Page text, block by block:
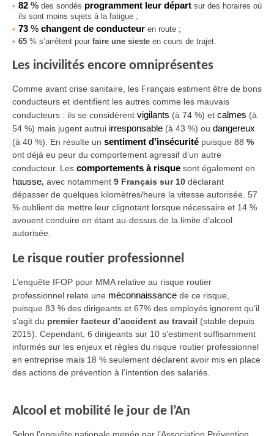
82 % des sondés programment leur départ sur des horaires où
ils sont moins sujets à la fatigue ;
73 % changent de conducteur en route ;
65 % s’arrêtent pour faire une sieste en cours de trajet.
Les incivilités encore omniprésentes
Comme avant crise sanitaire, les Français estiment être de bons
conducteurs et identifient les autres comme les mauvais
conducteurs : ils se considèrent vigilants (à 74 %) et calmes (à
54 %) mais jugent autrui irresponsable (à 43 %) ou dangereux
(à 40 %). En résulte un sentiment d’insécurité puisque 88 %
ont déjà eu peur du comportement agressif d’un autre
conducteur. Les comportements à risque sont également en
hausse, avec notamment 9 Français sur 10 déclarant
dépasser de quelques kilomètres/heure la vitesse autorisée. 57
% oublient de mettre leur clignotant lorsque nécessaire et 14 %
avouent conduire en étant au-dessus de la limite d’alcool
autorisée.
Le risque routier professionnel
L’enquête IFOP pour MMA relative au risque routier
professionnel relate une méconnaissance de ce risque,
puisque 83 % des dirigeants et 67% des employés ignorent qu’il
s’agit du premier facteur d’accident au travail (stable depuis
2015). Cependant, 6 dirigeants sur 10 s’estiment suffisamment
informés sur les enjeux et règles du risque routier professionnel
en entreprise mais 18 % seulement déclarent avoir mis en place
des actions de prévention à l’intention des salariés.
Alcool et mobilité le jour de l’An